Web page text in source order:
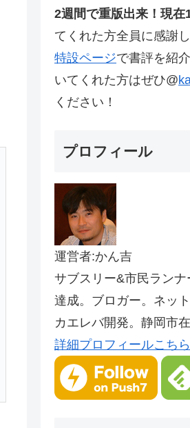
2週間で重版出来！現在
てくれた方全員に感謝し
特設ページで書評を紹
いてくれた方はぜひ@
ください！
プロフィール
運営者:かん吉
サブスリー&市民ラン
達成。ブロガー。ネッ
カエレバ開発。静岡市在
詳細プロフィールこちら